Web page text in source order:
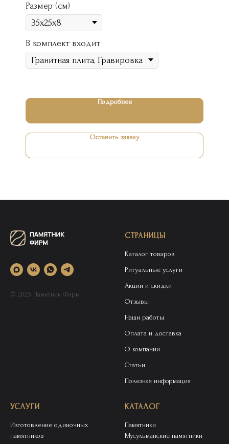
Размер (см)
В комплект входит
Подробнее
Оставить заявку
© 2025 Памятник Фирм
СТРАНИЦЫ
Каталог товаров
Ритуальные услуги
Акции и скидки
Отзывы
Наши работы
Оплата и доставка
О компании
Статьи
Полезная информация
УСЛУГИ
Изготовление одиночных
памятников
КАТАЛОГ
Памятники
Мусульманские памятники